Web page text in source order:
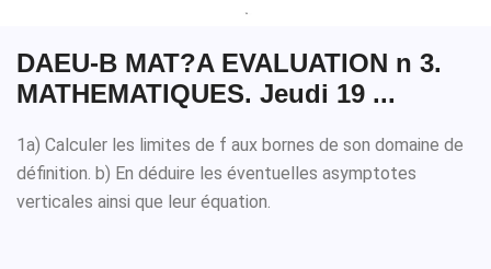
DAEU-B MAT?A EVALUATION n 3.
MATHEMATIQUES. Jeudi 19 ...
1a) Calculer les limites de f aux bornes de son domaine de
définition. b) En déduire les éventuelles asymptotes
verticales ainsi que leur équation.